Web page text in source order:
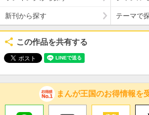
新刊から探す テーマで
この作品を共有する
まんが王国のお得情報を